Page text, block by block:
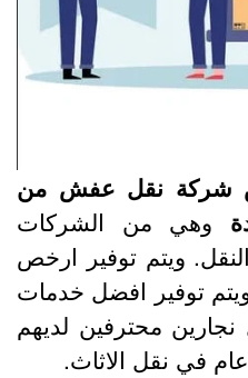
نقل عفش من
من الشركات
ويتم توفير ارخص
توفير افضل خدمات
محترفين لديهم